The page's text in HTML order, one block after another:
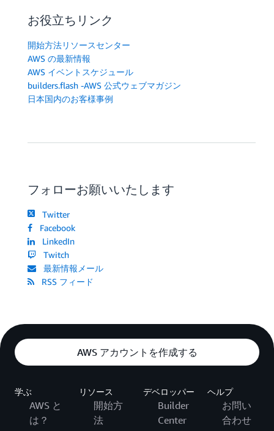
お役立ちリンク
開始方法リソースセンター
AWS の最新情報
AWS イベントスケジュール
builders.flash -AWS 公式ウェブマガジン
日本国内のお客様事例
フォローお願いいたします
Twitter
Facebook
LinkedIn
Twitch
最新情報メール
RSS フィード
AWS アカウントを作成する
学ぶ
AWS と
は？
リソース
開始方
法
デベロッパー
Builder
Center
ヘルプ
お問い
合わせ